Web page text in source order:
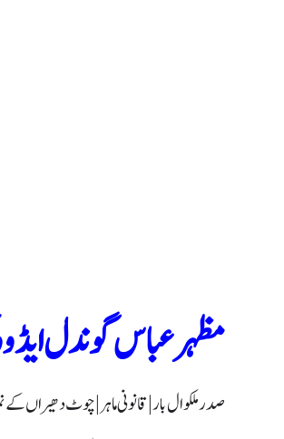
مظہر عباس گوندل
صدر ملکوال بار | قانونی ماہر | چوٹ دھیراں